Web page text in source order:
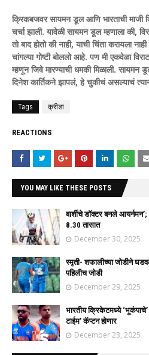
क्रिकबजवर सायमन डूल आणि भारताची माजी
चर्चा झाली. यावेळी सायमन डूल म्हणाला की,
तो बाद होतो की नाही, याची चिंता करायला
चांगल्या गोष्टी बोललो आहे. पण मी एकवेळा
म्हणून जिवे मारण्याची धमकी मिळाली. सायमन
दिनेश कार्तिकने झापलं, हे चुकीचं असल्याचं
Tags क्रीडा
REACTIONS
YOU MAY LIKE THESE POSTS
बार्शीचे डॉक्टर बनले
8.30 तासात
December 30, 2025
स्मृती- शफालीच्या जोडीने
पहिलीच जोडी
December 29, 2025
भारतीय क्रिकेटमध्ये
टाईम’ कॅप्टन होणार
December 23, 2025